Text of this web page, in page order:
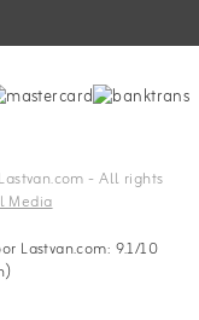
- All rights
Media
Lastvan.com: 9.1/10